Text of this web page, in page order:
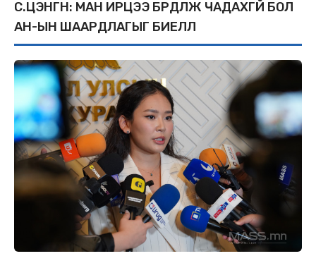
С.ЦЭНГҮҮН: МАН ИРЦЭЭ БҮРДҮҮЛЖ ЧАДАХГҮЙ БОЛ
АН-ЫН ШААРДЛАГЫГ БИЕЛҮҮЛ